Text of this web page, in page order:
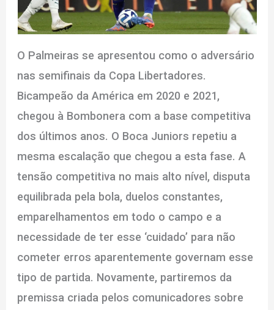
O Palmeiras se apresentou como o adversário
nas semifinais da Copa Libertadores.
Bicampeão da América em 2020 e 2021,
chegou à Bombonera com a base competitiva
dos últimos anos. O Boca Juniors repetiu a
mesma escalação que chegou a esta fase. A
tensão competitiva no mais alto nível, disputa
equilibrada pela bola, duelos constantes,
emparelhamentos em todo o campo e a
necessidade de ter esse ‘cuidado’ para não
cometer erros aparentemente governam esse
tipo de partida. Novamente, partiremos da
premissa criada pelos comunicadores sobre